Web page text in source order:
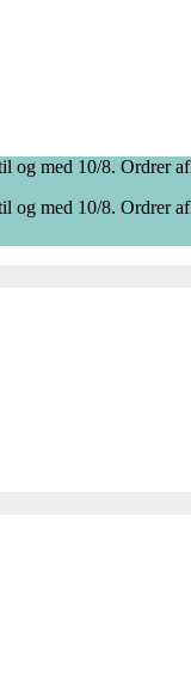
med 10/8. Ordrer
med 10/8. Ordrer